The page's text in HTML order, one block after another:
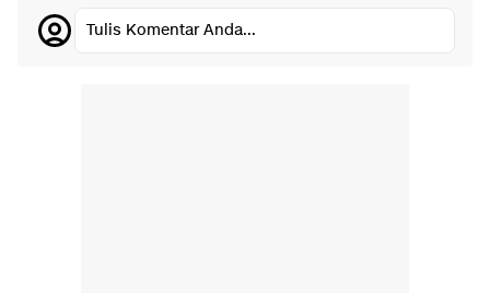
Tulis Komentar Anda...